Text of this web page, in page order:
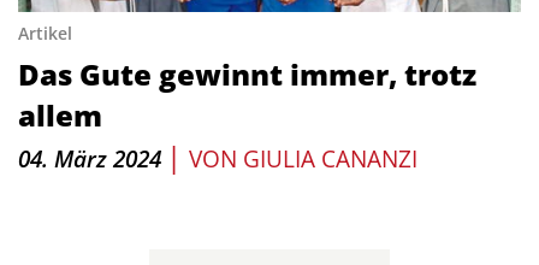
Artikel
Das Gute gewinnt immer, trotz
allem
04. März 2024 | VON GIULIA CANANZI